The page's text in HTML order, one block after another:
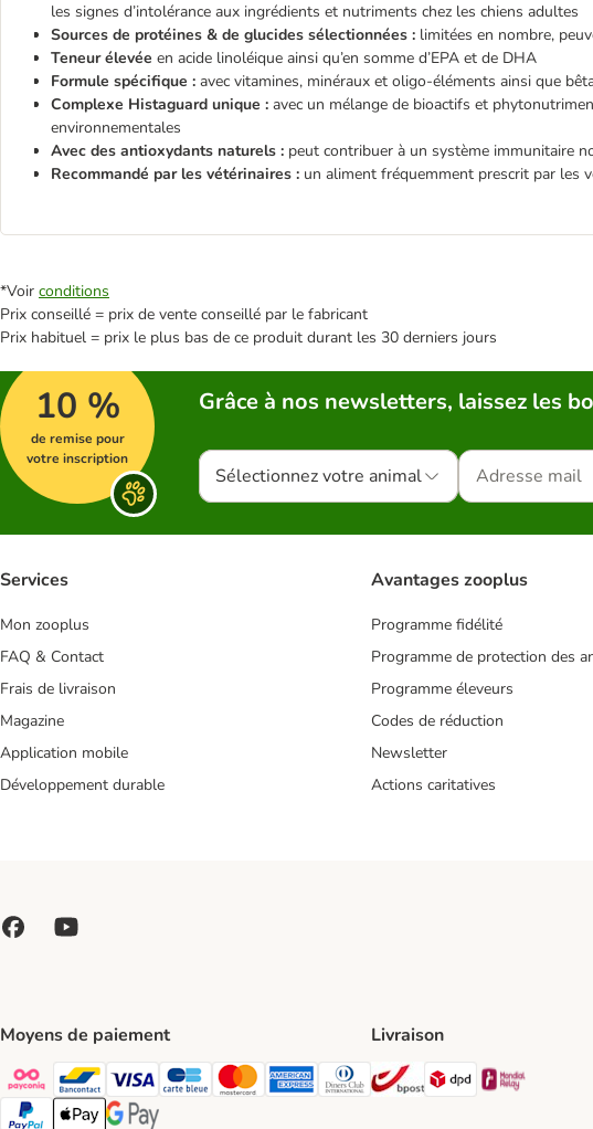
les signes d’intolérance aux ingrédients et nutriments chez les chiens adultes
Sources de protéines & de glucides sélectionnées : limitées en nombre,
Teneur élevée en acide linoléique ainsi qu’en somme d’EPA et de DHA
Formule spécifique : avec vitamines, minéraux et oligo-éléments ainsi que
Complexe Histaguard unique : avec un mélange de bioactifs et
environnementales
Avec des antioxydants naturels : peut contribuer à un système immunitaire
Recommandé par les vétérinaires : un aliment fréquemment prescrit par les
*Voir conditions
Prix conseillé = prix de vente conseillé par le fabricant
Prix habituel = prix le plus bas de ce produit durant les 30 derniers jours
10 %
de remise pour
votre inscription
Grâce à nos newsletters, laissez les
Sélectionnez votre animal
Services
Mon zooplus
FAQ & Contact
Frais de livraison
Magazine
Application mobile
Développement durable
Avantages zooplus
Programme fidélité
Programme de protection des
Programme éleveurs
Codes de réduction
Newsletter
Actions caritatives
Moyens de paiement
Payconiq Payment Method
bancontact Payment Method
Visa Payment Method
carte bleue Payment Method
Master card Payment Method
American express Payment Method
Diners club Payment Method
Livraison
Bpost Shipping Method
DPD Shipping